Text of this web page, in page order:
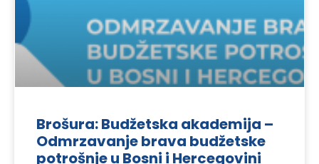
Brošura: Budžetska akademija –
Odmrzavanje brava budžetske
potrošnje u Bosni i Hercegovini